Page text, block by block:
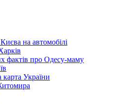
на автомобілі
фактів про Одесу-маму
карта України